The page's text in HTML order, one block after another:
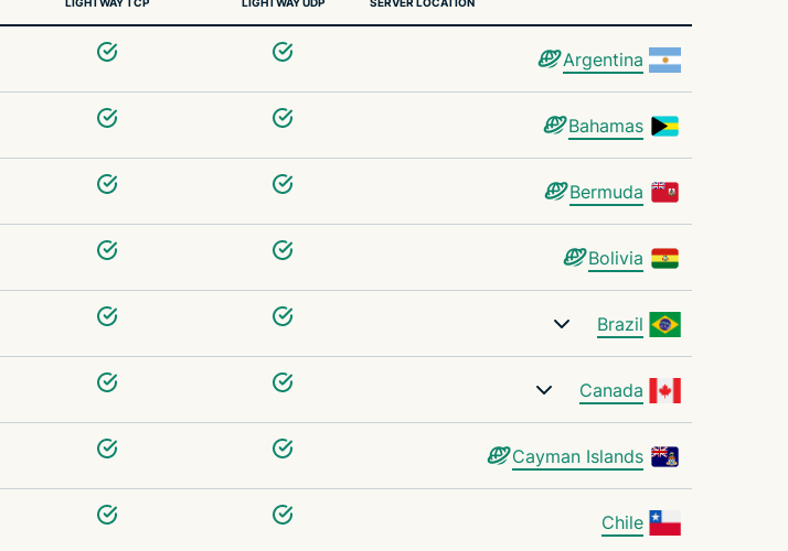
Argentina
Bahamas
Bermuda
Bolivia
Brazil
Canada
Cayman Islands
Chile